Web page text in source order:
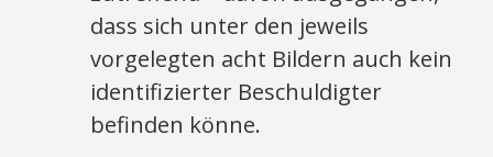
dass sich unter den jeweils
vorgelegten acht Bildern auch kein
identifizierter Beschuldigter
befinden könne.